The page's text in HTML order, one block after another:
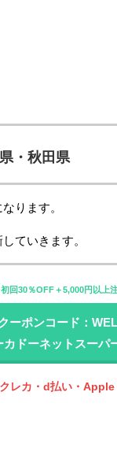
・秋田県
ります。
ていきます。
回30％OFF＋5,000円以上
クーポンコード：
カドーネットスーパ
レカ・d払い・